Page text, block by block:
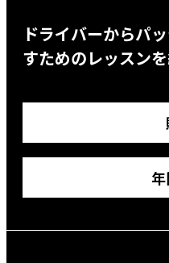
ドライバーからパ
すためのレッスン